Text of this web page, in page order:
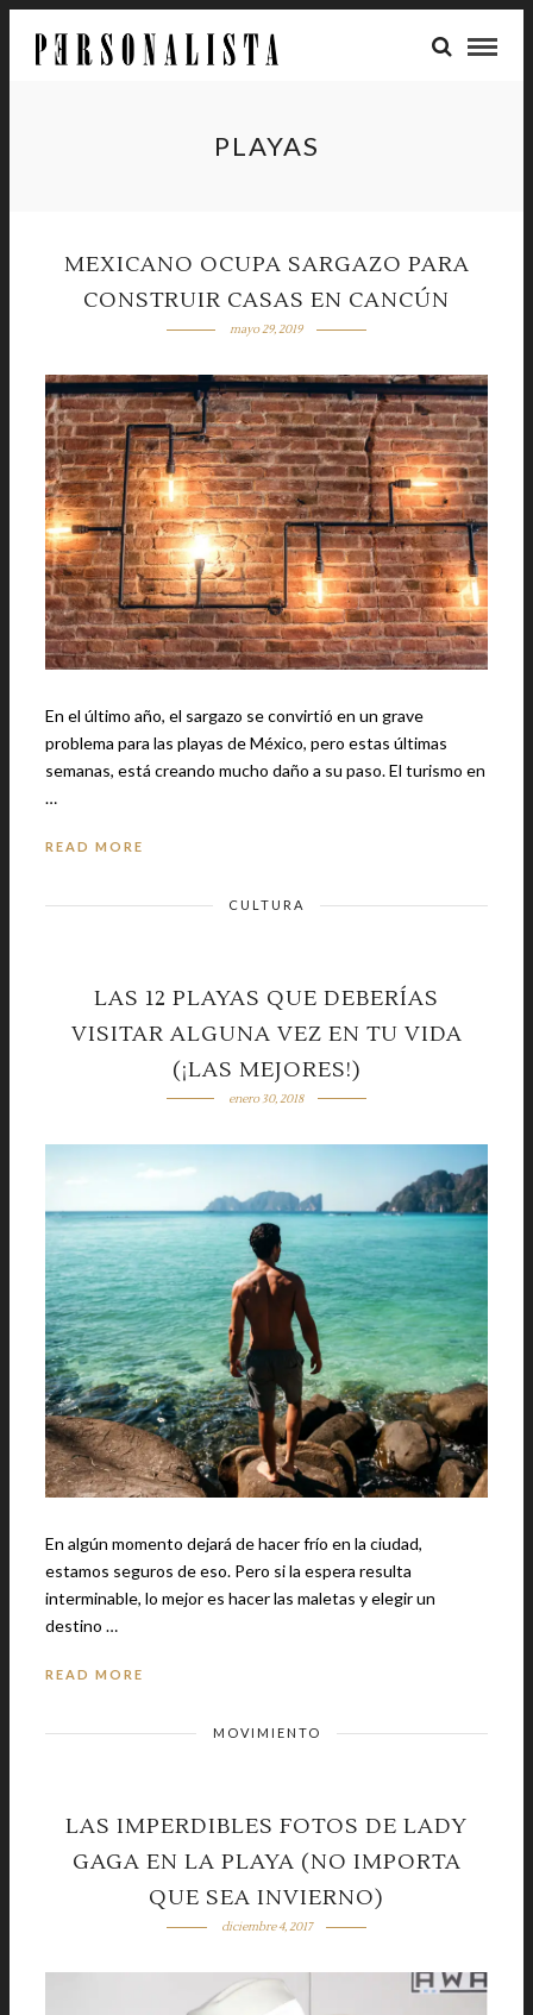
PLAYAS
MEXICANO OCUPA SARGAZO PARA
CONSTRUIR CASAS EN CANCÚN
mayo 29, 2019
En el último año, el sargazo se convirtió en un grave
problema para las playas de México, pero estas últimas
semanas, está creando mucho daño a su paso. El turismo en
…
READ MORE
CULTURA
LAS 12 PLAYAS QUE DEBERÍAS
VISITAR ALGUNA VEZ EN TU VIDA
(¡LAS MEJORES!)
enero 30, 2018
En algún momento dejará de hacer frío en la ciudad,
estamos seguros de eso. Pero si la espera resulta
interminable, lo mejor es hacer las maletas y elegir un
destino …
READ MORE
MOVIMIENTO
LAS IMPERDIBLES FOTOS DE LADY
GAGA EN LA PLAYA (NO IMPORTA
QUE SEA INVIERNO)
diciembre 4, 2017